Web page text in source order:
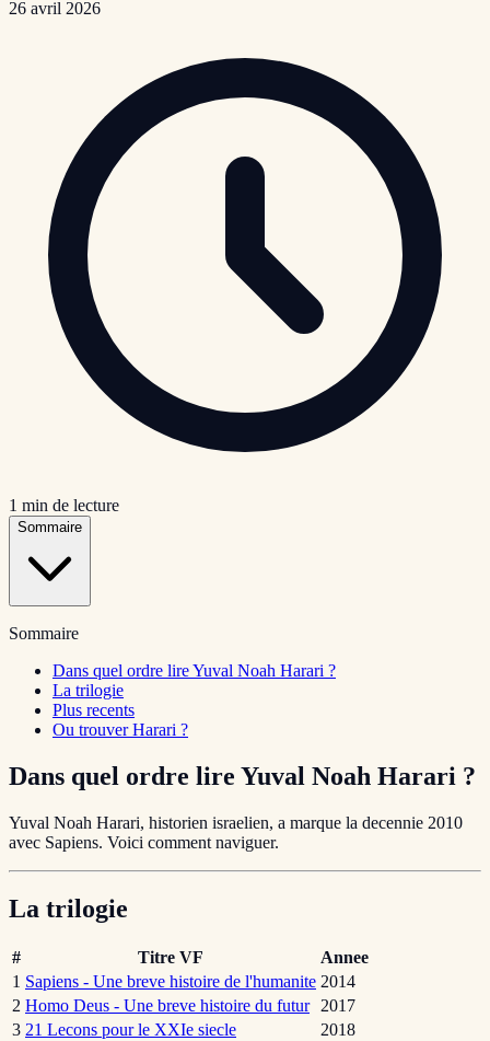
26 avril 2026
1 min de lecture
Sommaire
Sommaire
Dans quel ordre lire Yuval Noah Harari ?
La trilogie
Plus recents
Ou trouver Harari ?
Dans quel ordre lire Yuval Noah Harari ?
Yuval Noah Harari, historien israelien, a marque la decennie 2010
avec Sapiens. Voici comment naviguer.
La trilogie
# Titre VF
Annee
1 Sapiens - Une breve histoire de l'humanite 2014
2 Homo Deus - Une breve histoire du futur 2017
3 21 Lecons pour le XXIe siecle 2018